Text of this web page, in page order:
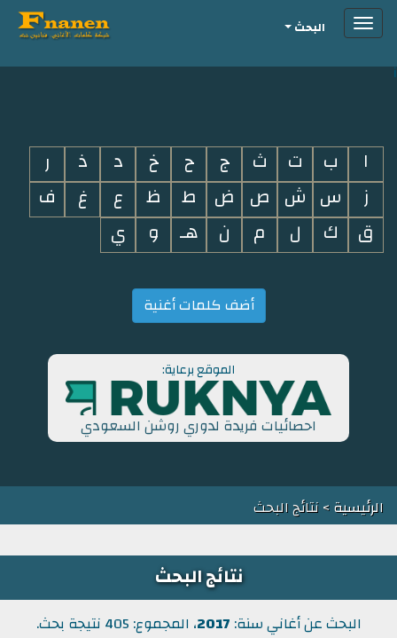
i
Toggleالبحث
ا ب ت ث ج ح خ د ذ
ر
ز
س ش ص ض ط ظ ع غ
ف
ق
ك ل م ن هـ و ي
أضف كلمات أغنية
الموقع برعاية:
احصائيات فريدة لدوري روشن السعودي
الرئيسية> نتائج البحث
نتائج البحث
البحث عن أغاني سنة: 2017، المجموع: 405 نتيجة بحث.